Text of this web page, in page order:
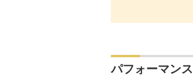
パフォーマンス